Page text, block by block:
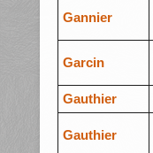
Gannier
Garcin
Gauthier
Gauthier